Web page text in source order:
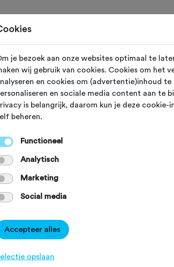
Hilvarenbeek (Noord Brabant)
Bos en
Agenda
je bezoek aan onze websites optimaal te
wij gebruik van cookies. Cookies om het
en cookies om (advertentie)inhoud te
en sociale media content aan te
is belangrijk, daarom kun je deze cookie-
beheren.
Functioneel
Analytisch
Marketing
Social media
Accepteer alles
opslaan